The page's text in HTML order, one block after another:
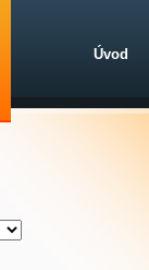
Úvod